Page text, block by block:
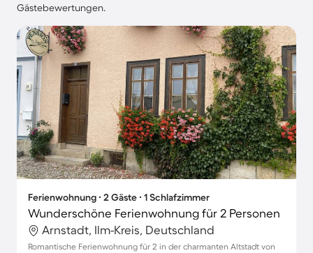
Gästebewertungen.
Ferienwohnung ∙ 2 Gäste ∙ 1 Schlafzimmer
Wunderschöne Ferienwohnung für 2 Personen
Arnstadt, Ilm-Kreis, Deutschland
Romantische Ferienwohnung für 2 in der charmanten Altstadt von